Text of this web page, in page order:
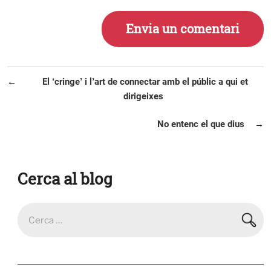
Navegació
Entrada
El ‘cringe’ i l’art de connectar amb el públic a qui et
dirigeixes
Entrada
No entenc el que dius
Cerca al blog